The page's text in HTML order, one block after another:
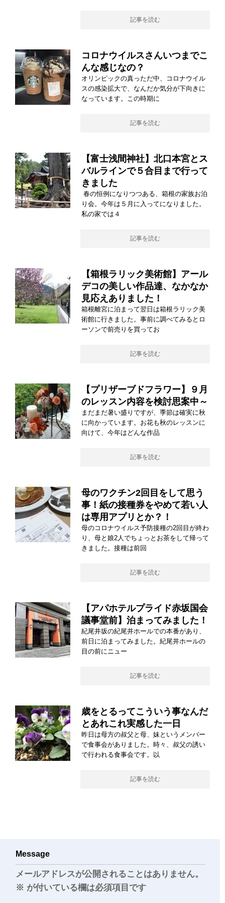
記事を読む
コロナウイルスさんいつまでこ
んな感じなの？
オリンピックの真っただ中、コロナウイル
スの感染拡大で、なんだか気分が下向きに
なっています。この時期に
記事を読む
【富士浅間神社】北口本宮とス
バルラインで５合目まで行って
きました
春の恒例になりつつある、箱根の家族お泊
り会。今年は５月に入ってになりました。
私の家では４
記事を読む
【箱根ラリック美術館】アール
デコの美しい作品達、なかなか
見応えありました！
箱根離宮に泊まって翌日は箱根ラリック美
術館に行きました。事前に調べてみるとロ
ーソンで前売りを買ってお
記事を読む
【プリザーブドフラワー】９月
のレッスン内容を検討思案中～
まだまだ暑い盛りですが、季節は確実に秋
に向かっています。お花も秋のレッスンに
向けて、今年はどんな作品
記事を読む
母のワクチン2回目をして思う
事！紙の接種券をやめて若い人
は専用アプリとか？！
母のコロナウイルス予防接種の2回目が終わ
り、母と娘2人でちょっとお茶をして帰って
きました。接種は前回
記事を読む
【アパホテルプライド赤坂国会
議事堂前】泊まってみました！
紀尾井坂の紀尾井ホールでの本番があり、
前日に泊まってみました。紀尾井ホールの
目の前にニュー
記事を読む
歳をとるってこういう事なんだ
とあれこれ実感した一日
昨日は母方の叔父と母、妹というメンバー
で食事会がありました。時々、叔父の誘い
で行われる食事会です。以
記事を読む
Message
メールアドレスが公開されることはありません。
※ が付いている欄は必須項目です